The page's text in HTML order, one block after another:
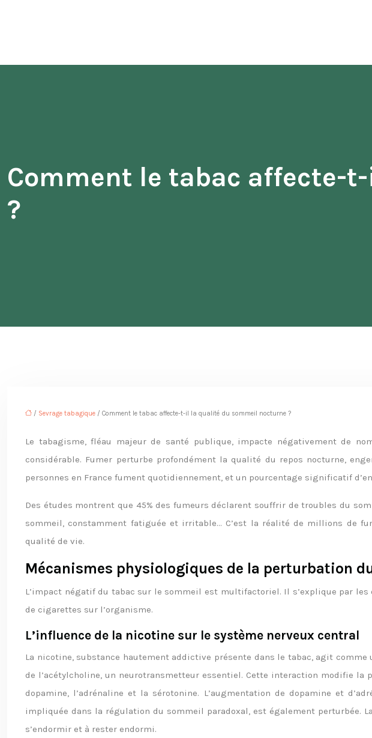
Comment le tabac affecte-
?
/ Sevrage tabagique / Comment le tabac affecte-t-il la qualité du sommeil nocturne ?
Le tabagisme, fléau majeur de santé publique, impacte négativement de
considérable. Fumer perturbe profondément la qualité du repos nocturne,
personnes en France fument quotidiennement, et un pourcentage significatif
Des études montrent que 45% des fumeurs déclarent souffrir de troubles du
sommeil, constamment fatiguée et irritable… C’est la réalité de millions de
qualité de vie.
Mécanismes physiologiques de la perturbation
L’impact négatif du tabac sur le sommeil est multifactoriel. Il s’explique par
de cigarettes sur l’organisme.
L’influence de la nicotine sur le système nerveux central
La nicotine, substance hautement addictive présente dans le tabac, agit
de l’acétylcholine, un neurotransmetteur essentiel. Cette interaction modifie
dopamine, l’adrénaline et la sérotonine. L’augmentation de dopamine et
impliquée dans la régulation du sommeil paradoxal, est également perturbée.
s’endormir et à rester endormi.